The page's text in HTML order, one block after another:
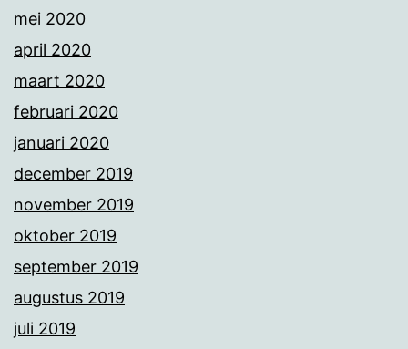
mei 2020
april 2020
maart 2020
februari 2020
januari 2020
december 2019
november 2019
oktober 2019
september 2019
augustus 2019
juli 2019